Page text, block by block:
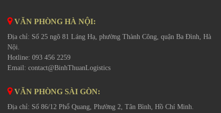
VĂN PHÒNG HÀ NỘI:
Địa chỉ: Số 25 ngõ 81 Láng Hạ, phường Thành Công, quận Ba Đình, Hà
Nội.
Hotline: 093 456 2259
Email: contact@BinhThuanLogistics
VĂN PHÒNG SÀI GÒN:
Địa chỉ: Số 86/12 Phổ Quang, Phường 2, Tân Bình, Hồ Chí Minh.